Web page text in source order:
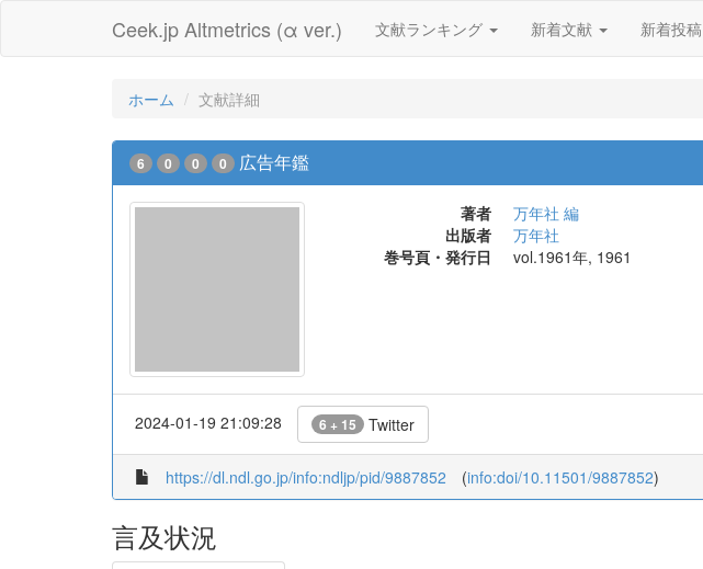
Ceek.jp Altmetrics (α ver.) 文献ランキング 新着文献 新着投稿
ホーム 文献詳細
6 0 0 0 広告年鑑
著者
万年社 編
出版者
万年社
巻号頁・発行日
vol.1961年, 1961
2024-01-19 21:09:28 6 + 15 Twitter
https://dl.ndl.go.jp/info:ndljp/pid/9887852 (info:doi/10.11501/9887852)
言及状況